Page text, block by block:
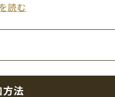
読む
方法